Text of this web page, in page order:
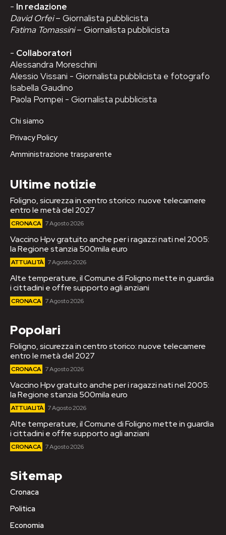
- In redazione
David Orfei– Giornalista pubblicista
Fatima Tomassini– Giornalista pubblicista
- Collaboratori
Alessandra Moreschini
Alessio Vissani - Giornalista pubblicista e fotografo
Isabella Gaudino
Paola Pompei - Giornalista pubblicista
Chi siamo
Privacy Policy
Amministrazione trasparente
Ultime notizie
Foligno, sicurezza in centro storico: nuove telecamere
entro le metà del 2027
CRONACA 7 Agosto 2026
Vaccino Hpv gratuito anche per i ragazzi nati nel 2005:
la Regione stanzia 500mila euro
ATTUALITÀ 7 Agosto 2026
Alte temperature, il Comune di Foligno mette in guardia
i cittadini e offre supporto agli anziani
CRONACA 7 Agosto 2026
Popolari
Foligno, sicurezza in centro storico: nuove telecamere
entro le metà del 2027
CRONACA 7 Agosto 2026
Vaccino Hpv gratuito anche per i ragazzi nati nel 2005:
la Regione stanzia 500mila euro
ATTUALITÀ 7 Agosto 2026
Alte temperature, il Comune di Foligno mette in guardia
i cittadini e offre supporto agli anziani
CRONACA 7 Agosto 2026
Sitemap
Cronaca
Politica
Economia